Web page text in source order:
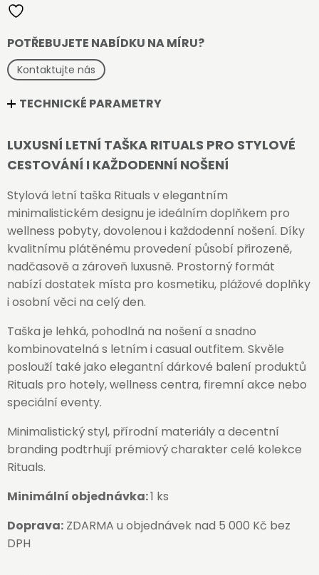
POTŘEBUJETE NABÍDKU NA MÍRU?
Kontaktujte nás
TECHNICKÉ PARAMETRY
LUXUSNÍ LETNÍ TAŠKA RITUALS PRO STYLOVÉ
CESTOVÁNÍ I KAŽDODENNÍ NOŠENÍ
Stylová letní taška Rituals v elegantním
minimalistickém designu je ideálním doplňkem pro
wellness pobyty, dovolenou i každodenní nošení. Díky
kvalitnímu plátěnému provedení působí přirozeně,
nadčasově a zároveň luxusně. Prostorný formát
nabízí dostatek místa pro kosmetiku, plážové doplňky
i osobní věci na celý den.
Taška je lehká, pohodlná na nošení a snadno
kombinovatelná s letním i casual outfitem. Skvěle
poslouží také jako elegantní dárkové balení produktů
Rituals pro hotely, wellness centra, firemní akce nebo
speciální eventy.
Minimalistický styl, přírodní materiály a decentní
branding podtrhují prémiový charakter celé kolekce
Rituals.
Minimální objednávka:1 ks
Doprava: ZDARMA u objednávek nad 5 000 Kč bez
DPH